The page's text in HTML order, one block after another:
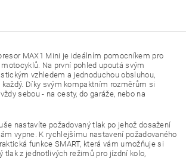
MAX1 Mini je ideálním pomocníkem pro
Na první pohled upoutá svým
vzhledem a jednoduchou obsluhou,
každý. Díky svým kompaktním rozměrům si
sebou - na cesty, do garáže, nebo na
nastavíte požadovaný tlak po jehož dosažení
vypne. K rychlejšímu nastavení požadovaného
funkce SMART, která vám umožňuje si
tlak z jednotlivých režimů pro jízdní kolo,